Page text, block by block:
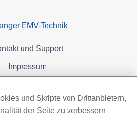
EMV-Technik
und Support
Impressum
Förderungen
und Skripte von Drittanbietern,
der Seite zu verbessern